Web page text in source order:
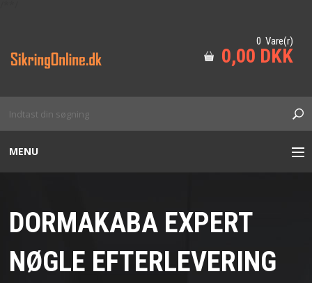
0 Vare(r)
0,00 DKK
MENU
DØRLUKKERE
ADGANGSKONTROL
DORMAKABA EXPERT
NØGLE EFTERLEVERING